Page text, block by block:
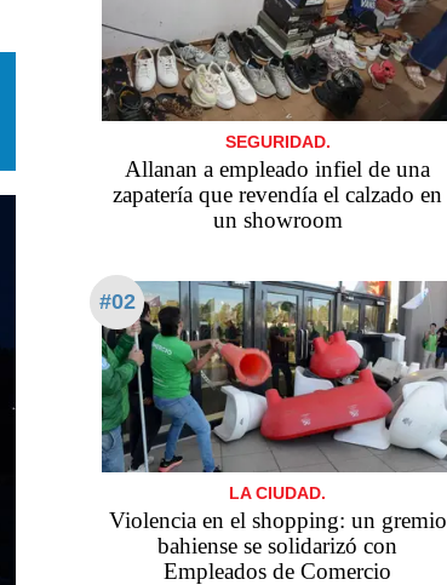
SEGURIDAD.
Allanan a empleado infiel de una
zapatería que revendía el calzado en
un showroom
#02
LA CIUDAD.
Violencia en el shopping: un gremio
bahiense se solidarizó con
Empleados de Comercio